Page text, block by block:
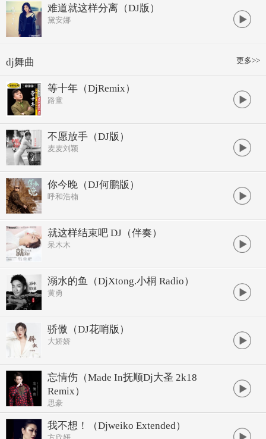
难道就这样分离（DJ版）
黛安娜
更多>>
dj舞曲
等十年（DjRemix）
路童
不愿放手（DJ版）
麦麦刘颖
你今晚（DJ何鹏版）
呼和浩楠
就这样结束吧 DJ（伴奏）
呆木木
溺水的鱼（DjXtong.小桐 Radio）
黄勇
骄傲（DJ花哨版）
大娇娇
忘情伤（Made In抚顺Dj大圣 2k18
Remix）
思豪
我不想！（Djweiko Extended）